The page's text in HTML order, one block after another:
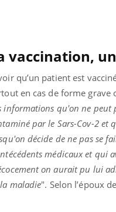
vaccination,
qu’un patient est
en cas de forme
informations qu'on ne peut
par le Sars-Cov-2 et
décide de ne pas se
médicaux et qui
on aurait pu lui
maladie". Selon l’époux